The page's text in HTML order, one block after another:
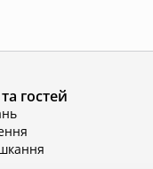
гостей